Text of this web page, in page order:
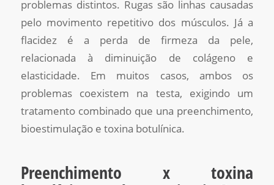
problemas distintos. Rugas são linhas causadas
pelo movimento repetitivo dos músculos. Já a
flacidez é a perda de firmeza da pele,
relacionada à diminuição de colágeno e
elasticidade. Em muitos casos, ambos os
problemas coexistem na testa, exigindo um
tratamento combinado que una preenchimento,
bioestimulação e toxina botulínica.
Preenchimento x toxina